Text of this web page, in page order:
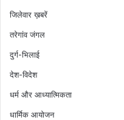
जिलेवार ख़बरें
तरेगांव जंगल
दुर्ग-भिलाई
देश-विदेश
धर्म और आध्यात्मिकता
धार्मिक आयोजन